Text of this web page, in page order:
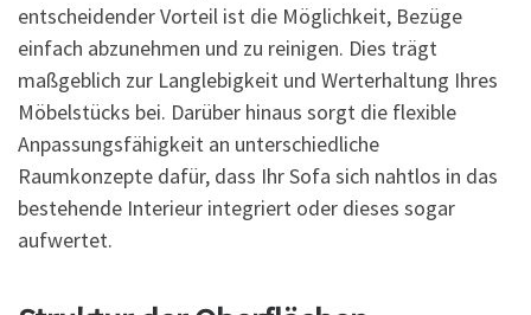
entscheidender Vorteil ist die Möglichkeit, Bezüge
einfach abzunehmen und zu reinigen. Dies trägt
maßgeblich zur Langlebigkeit und Werterhaltung Ihres
Möbelstücks bei. Darüber hinaus sorgt die flexible
Anpassungsfähigkeit an unterschiedliche
Raumkonzepte dafür, dass Ihr Sofa sich nahtlos in das
bestehende Interieur integriert oder dieses sogar
aufwertet.